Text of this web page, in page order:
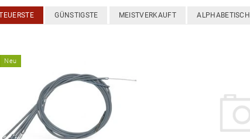
GÜNSTIGSTE MEISTVERKAUFT ALPHABETISCH
Neu